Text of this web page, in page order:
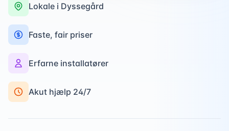
Lokale i Dyssegård
Faste, fair priser
Erfarne installatører
Akut hjælp 24/7